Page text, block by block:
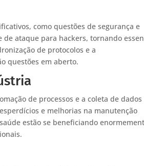
como questões de segurança e
ataque para hackers, tornando
de protocolos e a
questões em aberto.
de processos e a coleta de dados
e melhorias na manutenção
estão se beneficiando